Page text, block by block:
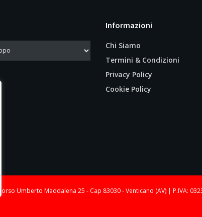
Informazioni
Chi Siamo
Termini & Condizioni
Privacy Policy
Cookie Policy
Umberto Maddalena 25 - Cap 83030 - Venticano (AV) | P.IVA: